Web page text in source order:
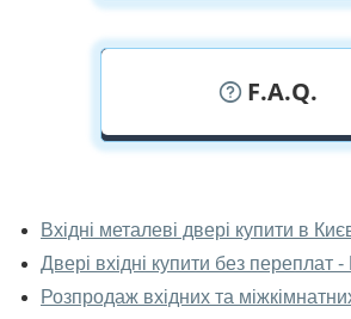
F.A.Q.
двері
Так, можна подивитися металеві
фірмовому салоні-магазині.
Вхідні металеві двері купити в
Двері вхідні купити без переплат -
Розпродаж вхідних та